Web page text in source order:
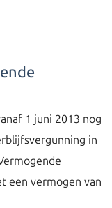
1 juni 2013 nog
in
een vermogen van